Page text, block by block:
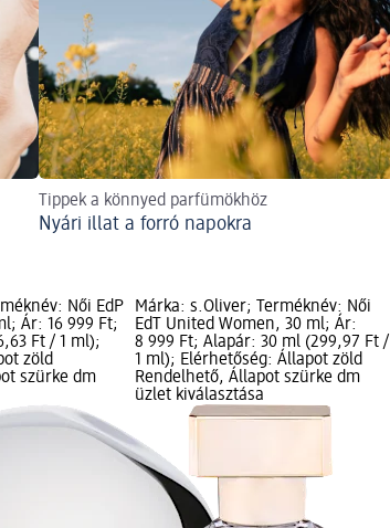
Tippek a könnyed parfümökhöz
Nyári illat a forró napokra
Női EdP
Ár: 16 999 Ft;
Ft / 1 ml);
zöld
szürke dm
Márka: s.Oliver; Terméknév: Női
EdT United Women, 30 ml; Ár:
8 999 Ft; Alapár: 30 ml (299,97 Ft /
1 ml); Elérhetőség: Állapot zöld
Rendelhető, Állapot szürke dm
üzlet kiválasztása